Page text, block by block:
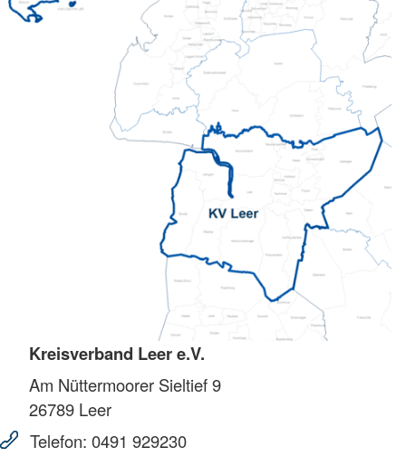
Kreisverband Leer e.V.
Am Nüttermoorer Sieltief 9
26789 Leer
Telefon: 0491 929230